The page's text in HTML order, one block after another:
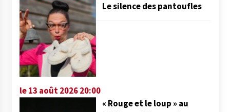
Le silence des pantoufles
le 13 août 2026 20:00
« Rouge et le loup » au